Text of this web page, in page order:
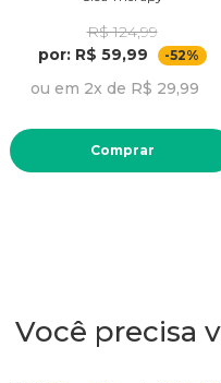
R$ 124,99
por: R$ 59,99
-52%
ou em 2x de R$ 29,99
Comprar
Você precisa